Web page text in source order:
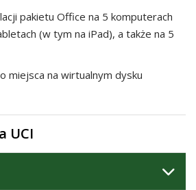
pakietu Office na 5 komputerach
(w tym na iPad), a także na 5
miejsca na wirtualnym dysku
UCI